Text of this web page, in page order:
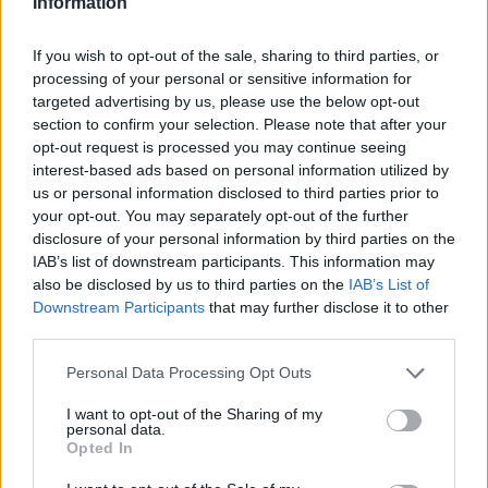
If you wish to opt-out of the sale, sharing to third parties, or
processing of your personal or sensitive information for
targeted advertising by us, please use the below opt-out
section to confirm your selection. Please note that after your
opt-out request is processed you may continue seeing
interest-based ads based on personal information utilized by
us or personal information disclosed to third parties prior to
your opt-out. You may separately opt-out of the further
disclosure of your personal information by third parties on the
IAB’s list of downstream participants. This information may
also be disclosed by us to third parties on the IAB’s List of
Downstream Participants that may further disclose it to other
Personal Data Processing Opt Outs
I want to opt-out of the Sharing of my
personal data.
Opted In
politikas vai noteikumus;
5.8.11 Ar vai bez nolūka pārkāptu jebkādus
piemērojamus Latvijas Republikas vai
starptautiskos likumus;
5.8.12 Kādam uzmācīgi sekotu vai citādi iebiedētu;
5.8.13 Ievāktu vai uzglabātu personiskus datus par
citiem lietotājiem;
5. 9 Atļauja izmantot jūsu saturu
varētu augšupielādēt, izlikt, uzglabāt, nosūtīt,
izmantot vai kopīgot savu saturu. Jums nav
pienākuma nodrošināt saturu mūsu piedāvātajiem
pakalpojumiem, un jūs varat brīvi izvēlēties saturu,
kuru vēlaties nodrošināt.